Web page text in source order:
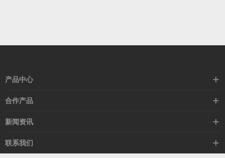
产品中心
高速线缆
以太网交换机
合作产品
希捷硬盘
新闻资讯
行业动态
技术视角
联系我们